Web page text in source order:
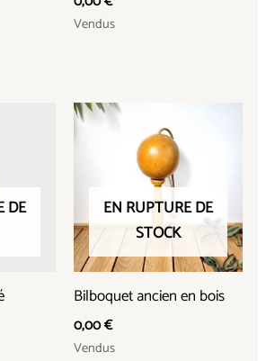
Vendus
DE
EN RUPTURE DE
STOCK
Bilboquet ancien en bois
0,00€
Vendus